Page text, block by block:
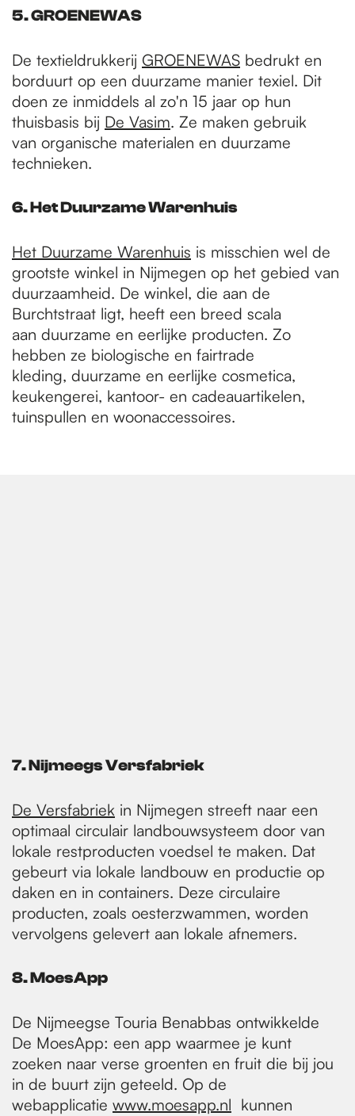
5. GROENEWAS
De textieldrukkerij GROENEWAS bedrukt en
borduurt op een duurzame manier texiel. Dit
doen ze inmiddels al zo'n 15 jaar op hun
thuisbasis bij De Vasim. Ze maken gebruik
van organische materialen en duurzame
technieken.
6. Het Duurzame Warenhuis
Het Duurzame Warenhuis is misschien wel de
grootste winkel in Nijmegen op het gebied van
duurzaamheid. De winkel, die aan de
Burchtstraat ligt, heeft een breed scala
aan duurzame en eerlijke producten. Zo
hebben ze biologische en fairtrade
kleding, duurzame en eerlijke cosmetica,
keukengerei, kantoor- en cadeauartikelen,
tuinspullen en woonaccessoires.
7. Nijmeegs Versfabriek
De Versfabriek in Nijmegen streeft naar een
optimaal circulair landbouwsysteem door van
lokale restproducten voedsel te maken. Dat
gebeurt via lokale landbouw en productie op
daken en in containers. Deze circulaire
producten, zoals oesterzwammen, worden
vervolgens gelevert aan lokale afnemers.
8. MoesApp
De Nijmeegse Touria Benabbas ontwikkelde
De MoesApp: een app waarmee je kunt
zoeken naar verse groenten en fruit die bij jou
in de buurt zijn geteeld. Op de
webapplicatie www.moesapp.nl kunnen